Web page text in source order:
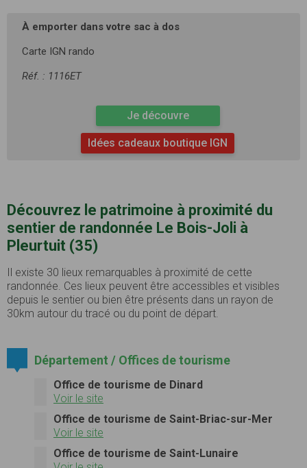
À emporter dans votre sac à dos
Carte IGN rando
Réf. : 1116ET
Je découvre
Idées cadeaux boutique IGN
Découvrez le patrimoine à proximité du
sentier de randonnée Le Bois-Joli à
Pleurtuit (35)
Il existe 30 lieux remarquables à proximité de cette
randonnée. Ces lieux peuvent être accessibles et visibles
depuis le sentier ou bien être présents dans un rayon de
30km autour du tracé ou du point de départ.
Département / Offices de tourisme
Office de tourisme de Dinard
Voir le site
Office de tourisme de Saint-Briac-sur-Mer
Voir le site
Office de tourisme de Saint-Lunaire